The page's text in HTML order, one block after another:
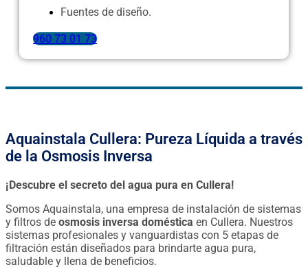
Fuentes de diseño.
960 73 01 73
Aquainstala Cullera: Pureza Líquida a través
de la Osmosis Inversa
¡Descubre el secreto del agua pura en Cullera!
Somos Aquainstala, una empresa de instalación de sistemas
y filtros de osmosis inversa doméstica en Cullera. Nuestros
sistemas profesionales y vanguardistas con 5 etapas de
filtración están diseñados para brindarte agua pura,
saludable y llena de beneficios.